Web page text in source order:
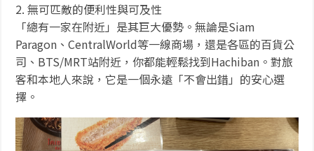
2. 無可匹敵的便利性與可及性
「總有一家在附近」是其巨大優勢。無論是Siam
Paragon、CentralWorld等一線商場，還是各區的百貨公
司、BTS/MRT站附近，你都能輕鬆找到Hachiban。對旅
客和本地人來說，它是一個永遠「不會出錯」的安心選
擇。